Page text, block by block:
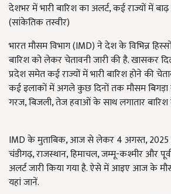
देशभर में भारी बारिश का अलर्ट, कई राज्यों में
(सांकेतिक तस्वीर)
भारत मौसम विभाग (IMD) ने देश के विभिन्न
बारिश को लेकर चेतावनी जारी की है. खासकर
प्रदेश समेत कई राज्यों में भारी बारिश होने की
कई इलाकों में अगले कुछ दिनों तक मौसम बिगड़ा
गरज, बिजली, तेज हवाओं के साथ लगातार
IMD के मुताबिक, आज से लेकर 4 अगस्त, 2025
चंडीगढ़, राजस्थान, हिमाचल, जम्मू-कश्मीर और
अलर्ट जारी किया गया है. ऐसे में आइए आज के
यहां जानें.